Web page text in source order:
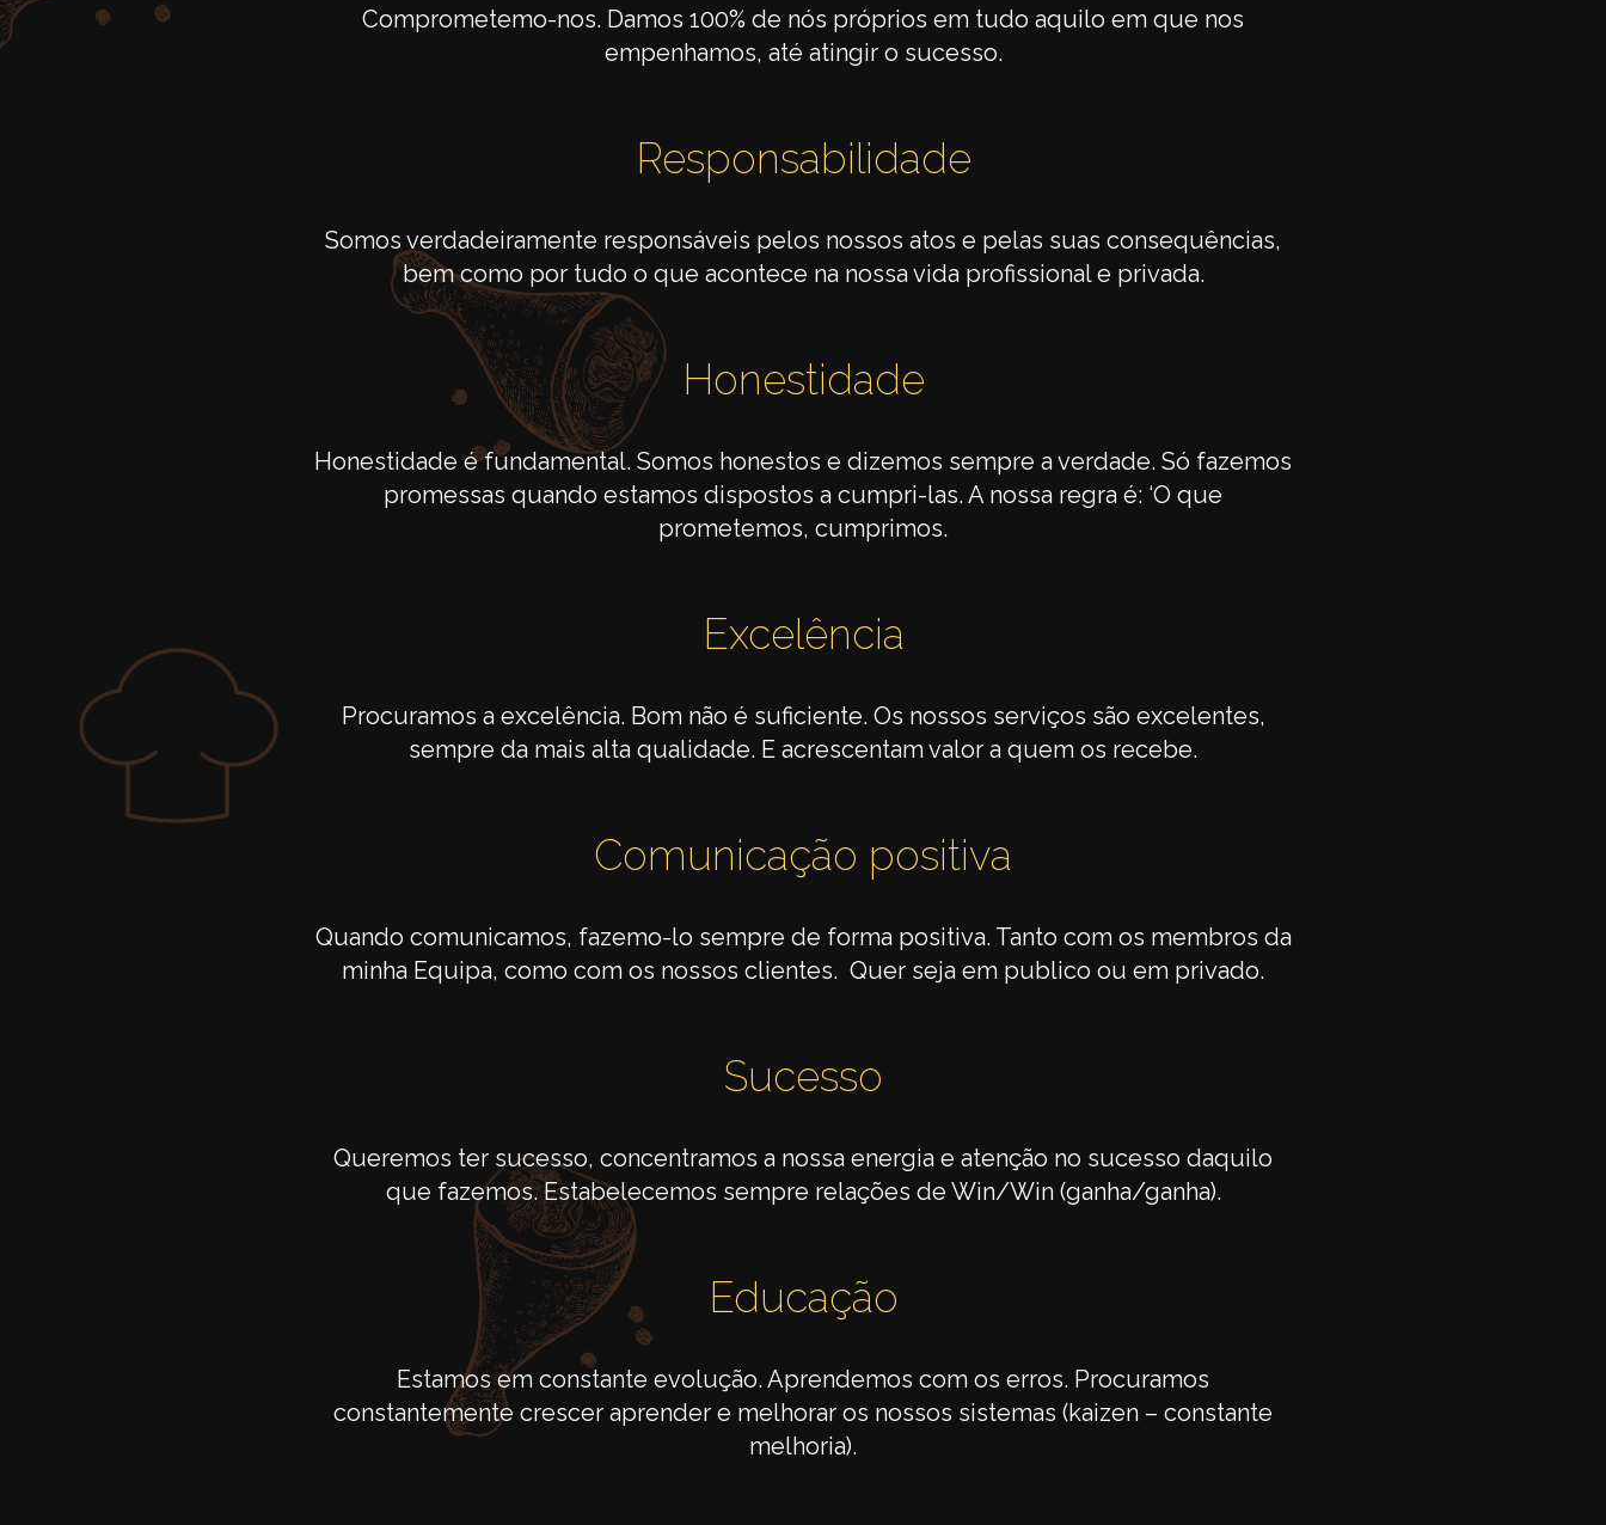
Comprometemo-nos. Damos 100% de nós próprios em tudo aquilo em que nos
empenhamos, até atingir o sucesso.
Responsabilidade
Somos verdadeiramente responsáveis pelos nossos atos e pelas suas consequências,
bem como por tudo o que acontece na nossa vida profissional e privada.
Honestidade
Honestidade é fundamental. Somos honestos e dizemos sempre a verdade. Só fazemos
promessas quando estamos dispostos a cumpri-las. A nossa regra é: ‘O que
prometemos, cumprimos.
Excelência
Procuramos a excelência. Bom não é suficiente. Os nossos serviços são excelentes,
sempre da mais alta qualidade. E acrescentam valor a quem os recebe.
Comunicação positiva
Quando comunicamos, fazemo-lo sempre de forma positiva. Tanto com os membros da
minha Equipa, como com os nossos clientes. Quer seja em publico ou em privado.
Sucesso
Queremos ter sucesso, concentramos a nossa energia e atenção no sucesso daquilo
que fazemos. Estabelecemos sempre relações de Win/Win (ganha/ganha).
Educação
Estamos em constante evolução. Aprendemos com os erros. Procuramos
constantemente crescer aprender e melhorar os nossos sistemas (kaizen – constante
melhoria).